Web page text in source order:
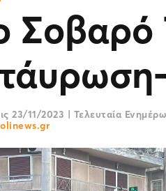
23/11/2023 | Τελευταία